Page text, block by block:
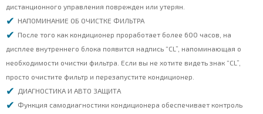
дистанционного управления поврежден или утерян.
НАПОМИНАНИЕ ОБ ОЧИСТКЕ ФИЛЬТРА
После того как кондиционер проработает более 600 часов, на
дисплее внутреннего блока появится надпись “CL”, напоминающая о
необходимости очистки фильтра. Если вы не хотите видеть знак “CL”,
просто очистите фильтр и перезапустите кондиционер.
ДИАГНОСТИКА И АВТО ЗАЩИТА
Функция самодиагностики кондиционера обеспечивает контроль